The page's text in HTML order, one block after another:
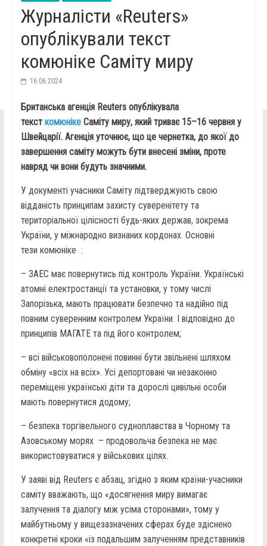
Журналісти «Reuters»
опублікували текст
комюніке Саміту миру
16.06.2024
Британська агенція Reuters опублікувала
текст комюнікеСаміту миру, який триває 15–16 червня у
Швейцарії. Агенція уточнює, що це чернетка, до якої до
завершення саміту можуть бути внесені зміни, проте
навряд чи вони будуть значними.
У документі учасники Саміту підтверджують свою
відданість принципам захисту суверенітету та
територіальної цілісності будь-яких держав, зокрема
України, у міжнародно визнаних кордонах. Основні
тези комюніке :
– ЗАЕС має повернутись під контроль України. Українські
атомні електростанції та установки, у тому числі
Запорізька, мають працювати безпечно та надійно під
повним суверенним контролем України. І відповідно до
принципів МАГАТЕ та під його контролем;
– всі військовополонені повинні бути звільнені шляхом
обміну «всіх на всіх». Усі депортовані чи незаконно
переміщені українські діти та дорослі цивільні особи
мають повернутися додому;
– безпека торгівельного судноплавства в Чорному та
Азовському морях – продовольча безпека не має
використовуватися у військових цілях.
У заяві від Reuters є абзац, згідно з яким країни-учасники
саміту вважають, що «досягнення миру вимагає
залучення та діалогу між усіма сторонами», тому у
майбутньому у вищезазначених сферах буде здіснено
конкретні кроки «із подальшим залученням представників